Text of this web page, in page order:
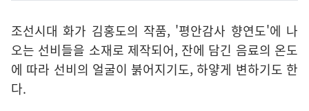
조선시대 화가 김홍도의 작품, '평안감사 향연도'에 나
오는 선비들을 소재로 제작되어, 잔에 담긴 음료의 온도
에 따라 선비의 얼굴이 붉어지기도, 하얗게 변하기도 한
다.